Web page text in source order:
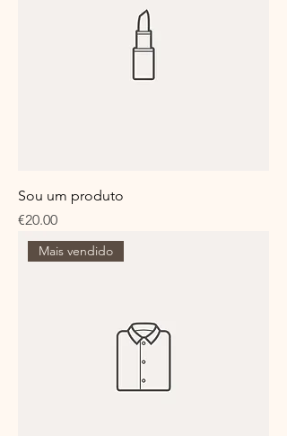
Sou um produto
Price
€20.00
Mais vendido